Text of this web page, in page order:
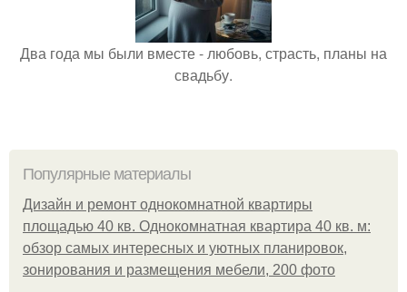
Два года мы были вместе - любовь, страсть, планы на
свадьбу.
Популярные материалы
Дизайн и ремонт однокомнатной квартиры
площадью 40 кв. Однокомнатная квартира 40 кв. м:
обзор самых интересных и уютных планировок,
зонирования и размещения мебели, 200 фото